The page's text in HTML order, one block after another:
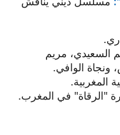
السعيدي، مريم
ونجاة الوافي.
المغربية.
"الرقاة" في المغرب.